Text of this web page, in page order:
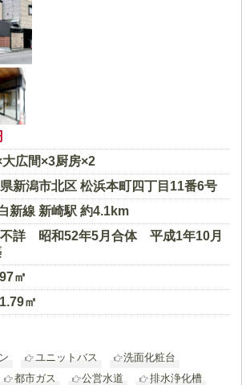
広間×3厨房×2
新潟県新潟市北区 松浜本町四丁目11番6号
新線 新崎駅 約4.1km
詳 昭和52年5月合体 平成1年10月
㎡
㎡
ユニットバス
洗面化粧台
都市ガス 公営水道
排水浄化槽